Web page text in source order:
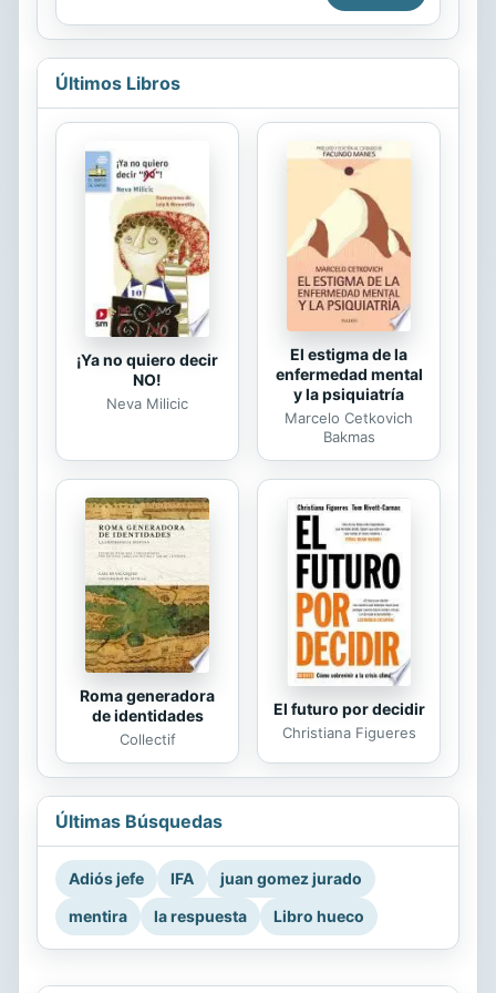
La...
Republic that led to its overthrow, to
the human catastrophy that followed
throughout Europe.
Últimos Libros
¡Ya no quiero decir
NO!
Neva Milicic
El estigma de la
enfermedad mental
y la psiquiatría
Marcelo Cetkovich
Bakmas
Roma generadora
de identidades
Collectif
El futuro por decidir
Christiana Figueres
Últimas Búsquedas
Adiós jefe IFA
juan gomez jurado
mentira
la respuesta Libro hueco